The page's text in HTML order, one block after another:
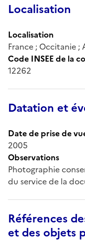
Localisation
Localisation
France ; Occitanie ;
Code INSEE de la
12262
Datation et
Date de prise de
2005
Observations
Photographie
du service de la
Références
et des objets